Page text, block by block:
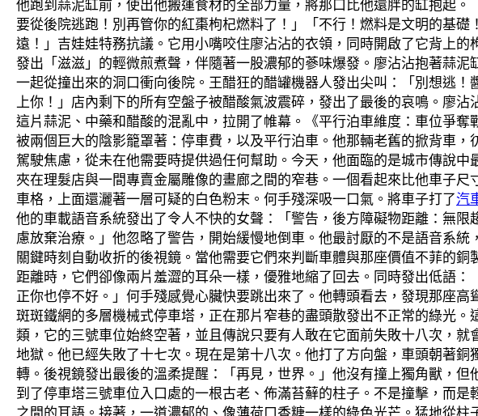
他跑到蒜泥缸前，使出他搬運食材的全部力量，將那口比他還胖的缸抱起
要從後院逃跑！別再管你的紅棗枸杞燃料了！」「不行！燃料是文明的基礎
遠！」吉娃娃特務抗議。它用小嘴咬住廖沾沾的衣領，同時開啟了它背上的
發出「滋滋」的輕微煎煮聲，伴隨著一股濃郁的蔘味爆發。廖沾沾抱著蒜泥
一起從撞出來的洞口衝向後院。王醋狂的醋罐機器人發出尖叫：「別想逃！
上你！」店內剩下的所有空盤子被醋酸氣波震碎，發出了最後的哀鳴。廖沾
這片蒜泥、中藥和醋酸的混亂中，拉開了帷幕。《平行泊車維度：車位爭奪
被兩個巨大的陰影籠罩著：停車費，以及平行泊車。他那輛老舊的掀背車，
駕駛焦慮，從未在他需要時提供過任何幫助。今天，他面臨的是城市傳說中
夾在理髮店與一間專賣金屬雕像的畫廊之間的窄巷。一個看起來比他車子尺
車格，上面還灑著一層可疑的白色粉末。何手殘深吸一口氣。將車子打了汽
他的車載語音系統發出了令人不快的女聲：「警告，後方障礙物距離：無限
慮放棄治療。」他忽略了警告，開始緩慢地倒車。他最討厭的不是語音系統
關鍵時刻自動收折的後視鏡。當他需要它們來判斷車體與那座價值不菲的銅
距離時，它們卻像兩片羞澀的耳朵一樣，優雅地縮了回去。同時發出低語：
正你也停不好。」何手殘感覺心臟快要跳出來了。他轉頭看去，發現那座高
斑斑鐵網的多層機械式停車塔，正在那片窄巷的盡頭散發出不正常的綠光。
類，它的三號車位始終空著，並且傳說只要有人敢在它面前失敗十八次，就
地獄。他已經失敗了十七次。現在是第十八次。他打了方向盤，車頭朝著銅
轉。後視鏡發出最後的溫柔提醒：「再見，世界。」他沒有撞上獨角獸，但
到了停車塔三號車位入口處的一根古老、佈滿苔蘚的柱子。不是撞擊，而是